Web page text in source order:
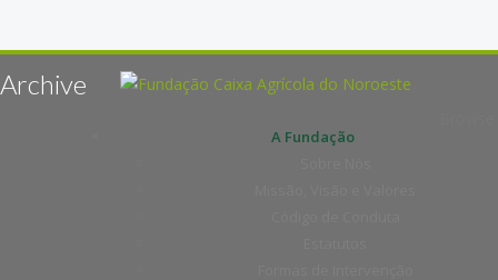
A Fundação
Archive